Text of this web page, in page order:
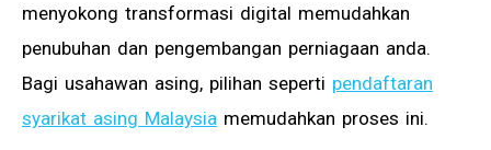
menyokong transformasi digital memudahkan
penubuhan dan pengembangan perniagaan anda.
Bagi usahawan asing, pilihan seperti pendaftaran
syarikat asing Malaysia memudahkan proses ini.